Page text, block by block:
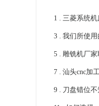
1 . 三菱系统
包？CNC
3 . 我们所使用
点？-【鸿
5 . 雕铣机厂家
一些误区-
7 . 汕头cnc加
作的加工
9 . 刀盘错位不